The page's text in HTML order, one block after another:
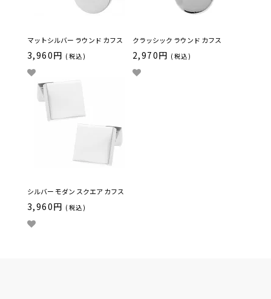
マットシルバー ラウンド カフス
3,960円 (税込)
クラッシック ラウンド カフス
2,970円 (税込)
シルバー モダン スクエア カフス
3,960円 (税込)